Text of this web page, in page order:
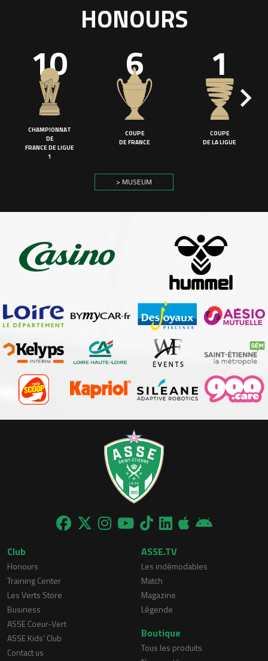
HONOURS
10
CHAMPIONNAT
DE
FRANCE DE LIGUE
1
6
COUPE
DE FRANCE
1
COUPE
DE LA LIGUE
> MUSEUM
Club
Honours
Training Center
Les Verts Store
Business
ASSE Coeur-Vert
ASSE Kids' Club
Contact us
ASSE.TV
Les indémodables
Match
Magazine
Légende
Boutique
Tous les produits